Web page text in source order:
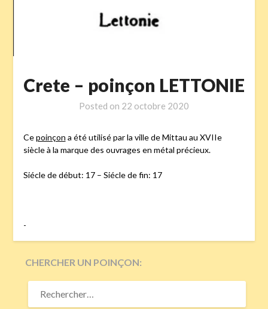
Crete – poinçon LETTONIE
Posted on 22 octobre 2020
Cepoinçon a été utilisé par la ville de Mittau au XVIIe
siècle à la marque des ouvrages en métal précieux.
Siécle de début: 17 – Siécle de fin: 17
-
CHERCHER UN POINÇON:
RECHERCHER :